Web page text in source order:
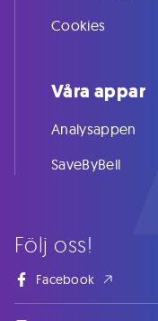
Följ oss!
Facebook
Cookies
Våra appar
Analysappen
SaveByBell